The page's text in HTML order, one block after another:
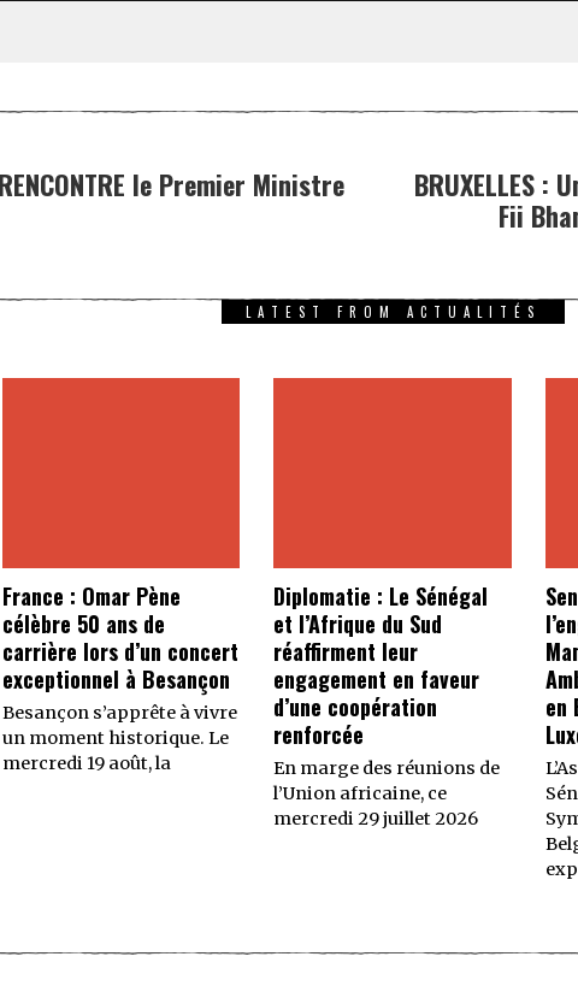
le Premier Ministre
BRUXELLES
Fii
LATEST FROM ACTUALITÉS
France : Omar Pène
célèbre 50 ans de
carrière lors d’un concert
exceptionnel à Besançon
Besançon s’apprête à vivre
un moment historique. Le
mercredi 19 août, la
Diplomatie : Le Sénégal
et l’Afrique du Sud
réaffirment leur
engagement en faveur
d’une coopération
renforcée
En marge des réunions de
l’Union africaine, ce
mercredi 29 juillet 2026
en